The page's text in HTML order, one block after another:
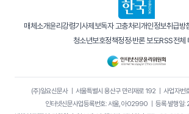
매체소개윤리강령기사제보독자 고충처리 개인정보취급방
청소년보호정책정정·반론 보도RSS전체
(주)일요신문사｜ 서울특별시 용산구 만리재로 192｜ 사업자
인터넷신문사업등록번호: 서울, 아02990
등록·발행일